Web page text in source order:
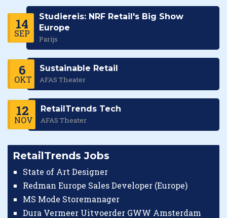
14
SEP
Studiereis: NRF Retail's Big Show
Europe
Parijs
6
OKT
Sustainable Retail
AFAS Theater
12
NOV
RetailTrends Tech
AFAS Theater
RetailTrends Jobs
State of Art Designer
Redman Europe Sales Developer (Europe)
MS Mode Storemanager
Dura Vermeer Uitvoerder GWW Amsterdam